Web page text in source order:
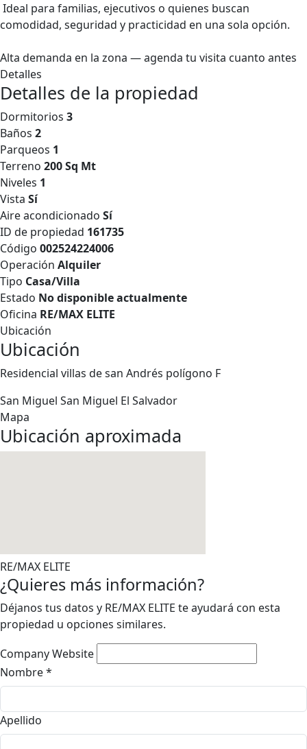
Ideal para familias, ejecutivos o quienes buscan
comodidad, seguridad y practicidad en una sola opción.
Alta demanda en la zona — agenda tu visita cuanto antes
Detalles
Detalles de la propiedad
Dormitorios 3
Baños 2
Parqueos 1
Terreno 200 Sq Mt
Niveles 1
Vista Sí
Aire acondicionado Sí
ID de propiedad 161735
Código 002524224006
Operación Alquiler
Tipo Casa/Villa
Estado No disponible actualmente
Oficina RE/MAX ELITE
Ubicación
Ubicación
Residencial villas de san Andrés polígono F
San Miguel San Miguel El Salvador
Mapa
Ubicación aproximada
RE/MAX ELITE
¿Quieres más información?
Déjanos tus datos y RE/MAX ELITE te ayudará con esta
propiedad u opciones similares.
Company Website
Nombre*
Apellido